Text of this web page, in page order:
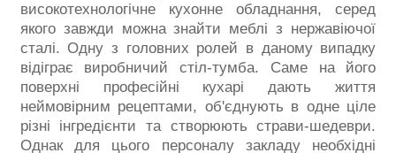
високотехнологічне кухонне обладнання, серед
якого завжди можна знайти меблі з нержавіючої
сталі. Одну з головних ролей в даному випадку
відіграє виробничий стіл-тумба. Саме на його
поверхні професійні кухарі дають життя
неймовірним рецептами, об'єднують в одне ціле
різні інгредієнти та створюють страви-шедеври.
Однак для цього персоналу закладу необхідні